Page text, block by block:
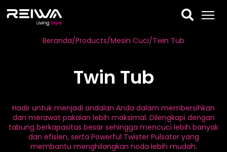
Beranda/Products/Mesin Cuci/twin Tub
Twin Tub
Hadir untuk menjadi andalan Anda dalam membersihkan
dan merawat pakaian lebih maksimal. Dilengkapi dengan
tabung berkapasitas besar sehingga mencuci lebih banyak
dan efisien, serta Powerful Twister Pulsator yang
membantu menghilangkan noda lebih mudah.